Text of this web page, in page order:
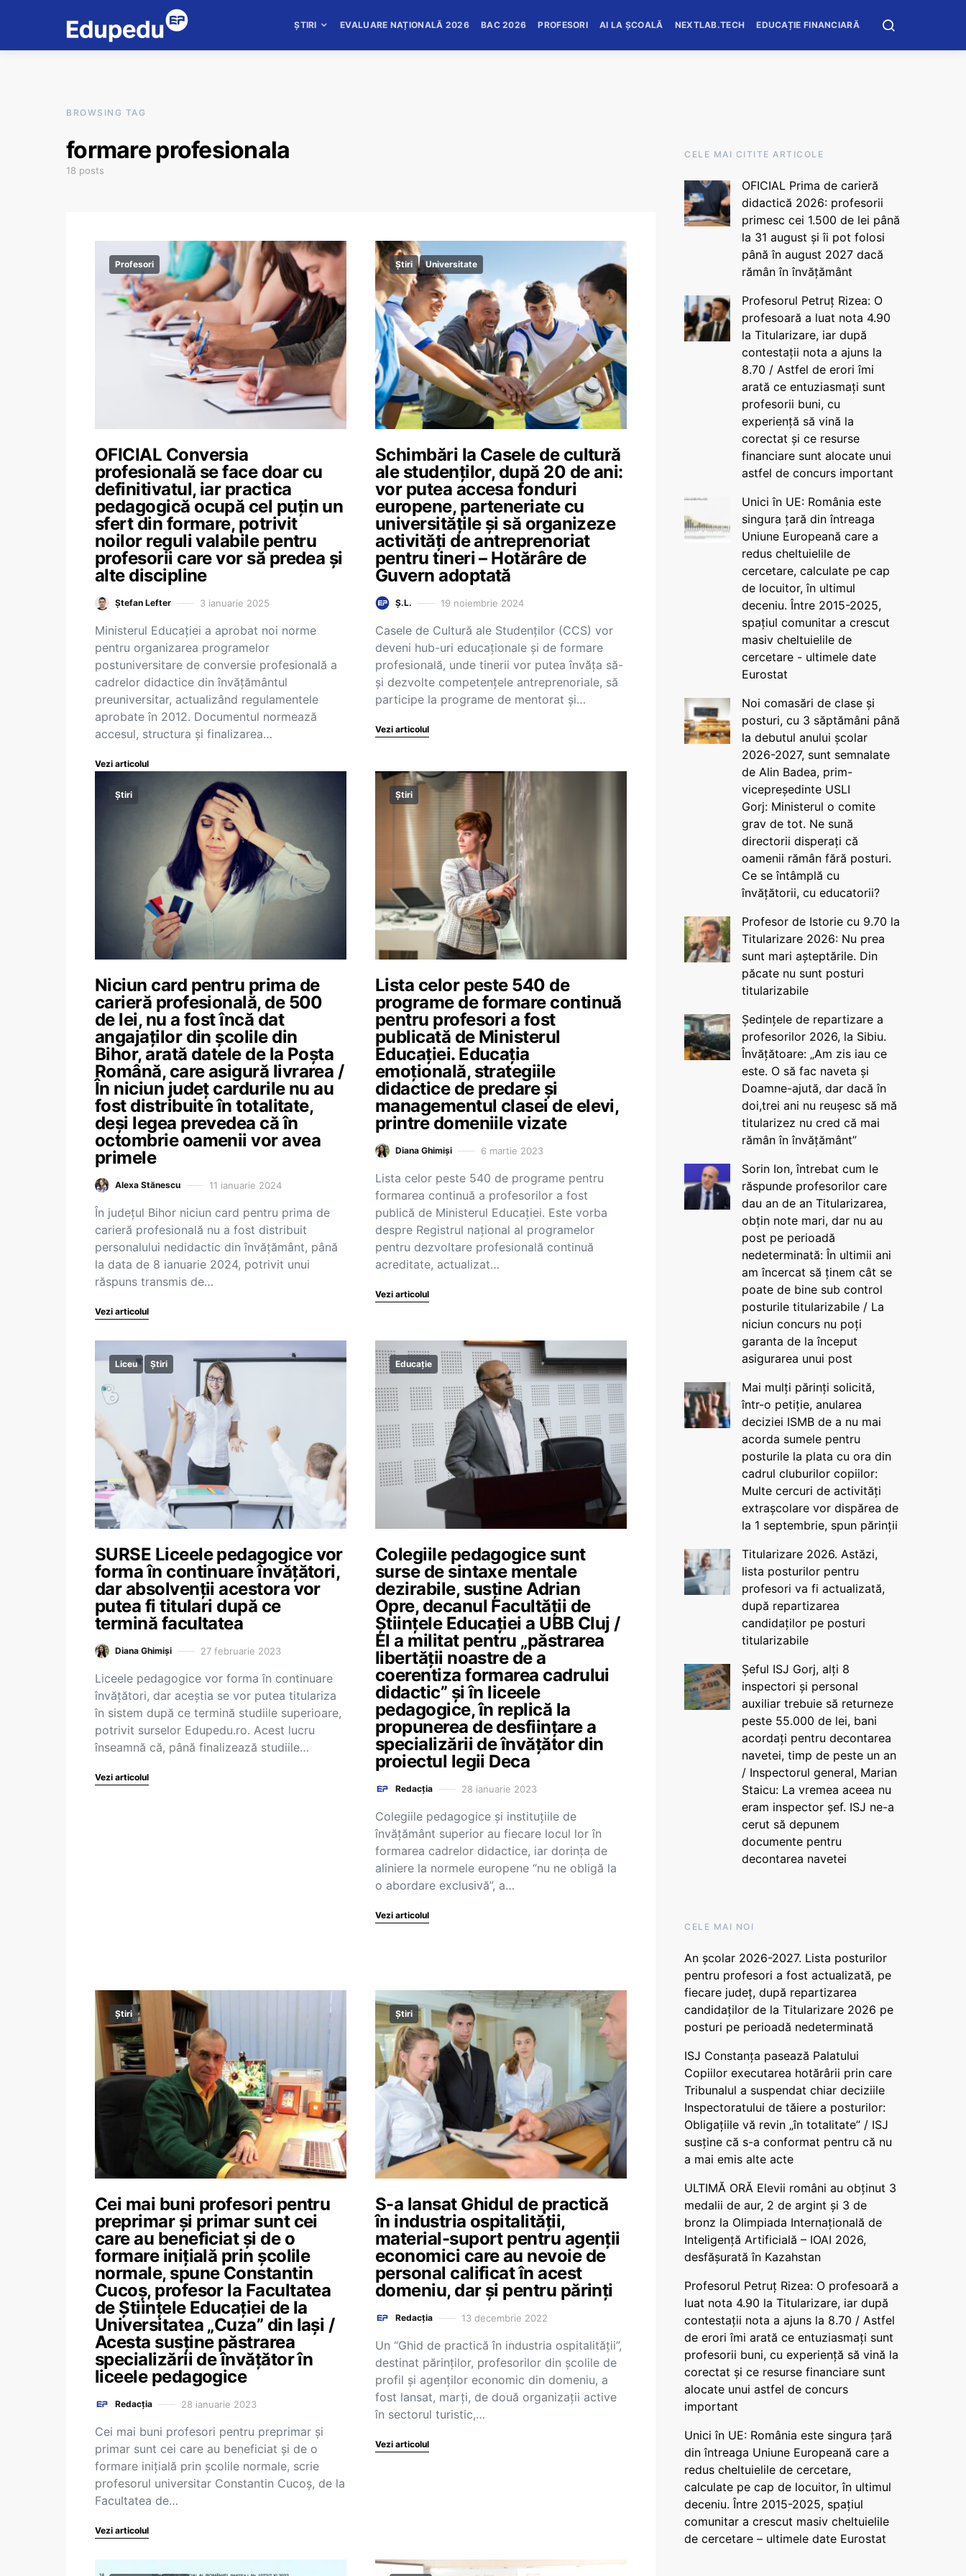
ȘTIRI EVALUARE NAȚIONALĂ 2026 BAC 2026 PROFESORI AI LA ȘCOALĂ NEXTLAB.TECH EDUCAȚIE FINANCIARĂ
BROWSING TAG
formare profesionala
18 posts
Profesori
OFICIAL Conversia
profesională se face doar cu
definitivatul, iar practica
pedagogică ocupă cel puțin un
sfert din formare, potrivit
noilor reguli valabile pentru
profesorii care vor să predea și
alte discipline
Ștefan Lefter 3 ianuarie 2025
Ministerul Educației a aprobat noi norme
pentru organizarea programelor
postuniversitare de conversie profesională a
cadrelor didactice din învățământul
preuniversitar, actualizând regulamentele
aprobate în 2012. Documentul normează
accesul, structura și finalizarea…
Vezi articolul
Știri Universitate
Schimbări la Casele de cultură
ale studenților, după 20 de ani:
vor putea accesa fonduri
europene, parteneriate cu
universitățile și să organizeze
activități de antreprenoriat
pentru tineri – Hotărâre de
Guvern adoptată
Ș.L. 19 noiembrie 2024
Casele de Cultură ale Studenților (CCS) vor
deveni hub-uri educaționale și de formare
profesională, unde tinerii vor putea învăța să-
și dezvolte competențele antreprenoriale, să
participe la programe de mentorat și…
Vezi articolul
Știri
Niciun card pentru prima de
carieră profesională, de 500
de lei, nu a fost încă dat
angajaților din școlile din
Bihor, arată datele de la Poșta
Română, care asigură livrarea /
În niciun județ cardurile nu au
fost distribuite în totalitate,
deși legea prevedea că în
octombrie oamenii vor avea
primele
Alexa Stănescu 11 ianuarie 2024
În județul Bihor niciun card pentru prima de
carieră profesională nu a fost distribuit
personalului nedidactic din învățământ, până
la data de 8 ianuarie 2024, potrivit unui
răspuns transmis de…
Vezi articolul
Știri
Lista celor peste 540 de
programe de formare continuă
pentru profesori a fost
publicată de Ministerul
Educației. Educația
emoțională, strategiile
didactice de predare și
managementul clasei de elevi,
printre domeniile vizate
Diana Ghimiși 6 martie 2023
Lista celor peste 540 de programe pentru
formarea continuă a profesorilor a fost
publică de Ministerul Educației. Este vorba
despre Registrul naţional al programelor
pentru dezvoltare profesională continuă
acreditate, actualizat…
Vezi articolul
Liceu Știri
SURSE Liceele pedagogice vor
forma în continuare învățători,
dar absolvenții acestora vor
putea fi titulari după ce
termină facultatea
Diana Ghimiși 27 februarie 2023
Liceele pedagogice vor forma în continuare
învățători, dar aceștia se vor putea titulariza
în sistem după ce termină studiile superioare,
potrivit surselor Edupedu.ro. Acest lucru
înseamnă că, până finalizează studiile…
Vezi articolul
Educație
Colegiile pedagogice sunt
surse de sintaxe mentale
dezirabile, susține Adrian
Opre, decanul Facultății de
Științele Educației a UBB Cluj /
El a militat pentru „păstrarea
libertății noastre de a
coerentiza formarea cadrului
didactic” și în liceele
pedagogice, în replică la
propunerea de desființare a
specializării de învățător din
proiectul legii Deca
Redacția 28 ianuarie 2023
Colegiile pedagogice și instituțiile de
învățământ superior au fiecare locul lor în
formarea cadrelor didactice, iar dorința de
aliniere la normele europene “nu ne obligă la
o abordare exclusivă”, a…
Vezi articolul
Știri
Cei mai buni profesori pentru
preprimar și primar sunt cei
care au beneficiat și de o
formare inițială prin școlile
normale, spune Constantin
Cucoș, profesor la Facultatea
de Științele Educației de la
Universitatea „Cuza” din Iași /
Acesta susține păstrarea
specializării de învățător în
liceele pedagogice
Redacția 28 ianuarie 2023
Cei mai buni profesori pentru preprimar și
primar sunt cei care au beneficiat și de o
formare inițială prin școlile normale, scrie
profesorul universitar Constantin Cucoș, de la
Facultatea de…
Vezi articolul
Știri
S-a lansat Ghidul de practică
în industria ospitalității,
material-suport pentru agenții
economici care au nevoie de
personal calificat în acest
domeniu, dar și pentru părinți
Redacția 13 decembrie 2022
Un “Ghid de practică în industria ospitalității”,
destinat părinților, profesorilor din școlile de
profil și agenților economic din domeniu, a
fost lansat, marți, de două organizații active
în sectorul turistic,…
Vezi articolul
CELE MAI CITITE ARTICOLE
OFICIAL Prima de carieră
didactică 2026: profesorii
primesc cei 1.500 de lei până
la 31 august și îi pot folosi
până în august 2027 dacă
rămân în învățământ
Profesorul Petruț Rizea: O
profesoară a luat nota 4.90
la Titularizare, iar după
contestații nota a ajuns la
8.70 / Astfel de erori îmi
arată ce entuziasmați sunt
profesorii buni, cu
experiență să vină la
corectat și ce resurse
financiare sunt alocate unui
astfel de concurs important
Unici în UE: România este
singura țară din întreaga
Uniune Europeană care a
redus cheltuielile de
cercetare, calculate pe cap
de locuitor, în ultimul
deceniu. Între 2015-2025,
spațiul comunitar a crescut
masiv cheltuielile de
cercetare - ultimele date
Eurostat
Noi comasări de clase și
posturi, cu 3 săptămâni până
la debutul anului școlar
2026-2027, sunt semnalate
de Alin Badea, prim-
vicepreședinte USLI
Gorj: Ministerul o comite
grav de tot. Ne sună
directorii disperați că
oamenii rămân fără posturi.
Ce se întâmplă cu
învățătorii, cu educatorii?
Profesor de Istorie cu 9.70 la
Titularizare 2026: Nu prea
sunt mari așteptările. Din
păcate nu sunt posturi
titularizabile
Ședințele de repartizare a
profesorilor 2026, la Sibiu.
Învățătoare: „Am zis iau ce
este. O să fac naveta și
Doamne-ajută, dar dacă în
doi,trei ani nu reușesc să mă
titularizez nu cred că mai
rămân în învățământ”
Sorin Ion, întrebat cum le
răspunde profesorilor care
dau an de an Titularizarea,
obțin note mari, dar nu au
post pe perioadă
nedeterminată: În ultimii ani
am încercat să ținem cât se
poate de bine sub control
posturile titularizabile / La
niciun concurs nu poți
garanta de la început
asigurarea unui post
Mai mulți părinți solicită,
într-o petiție, anularea
deciziei ISMB de a nu mai
acorda sumele pentru
posturile la plata cu ora din
cadrul cluburilor copiilor:
Multe cercuri de activități
extrașcolare vor dispărea de
la 1 septembrie, spun părinții
Titularizare 2026. Astăzi,
lista posturilor pentru
profesori va fi actualizată,
după repartizarea
candidaților pe posturi
titularizabile
Șeful ISJ Gorj, alți 8
inspectori și personal
auxiliar trebuie să returneze
peste 55.000 de lei, bani
acordați pentru decontarea
navetei, timp de peste un an
/ Inspectorul general, Marian
Staicu: La vremea aceea nu
eram inspector șef. ISJ ne-a
cerut să depunem
documente pentru
decontarea navetei
CELE MAI NOI
An școlar 2026-2027. Lista posturilor
pentru profesori a fost actualizată, pe
fiecare județ, după repartizarea
candidaților de la Titularizare 2026 pe
posturi pe perioadă nedeterminată
ISJ Constanța pasează Palatului
Copiilor executarea hotărârii prin care
Tribunalul a suspendat chiar deciziile
Inspectoratului de tăiere a posturilor:
Obligațiile vă revin „în totalitate” / ISJ
susține că s-a conformat pentru că nu
a mai emis alte acte
ULTIMĂ ORĂ Elevii români au obținut 3
medalii de aur, 2 de argint și 3 de
bronz la Olimpiada Internațională de
Inteligență Artificială – IOAI 2026,
desfășurată în Kazahstan
Profesorul Petruț Rizea: O profesoară a
luat nota 4.90 la Titularizare, iar după
contestații nota a ajuns la 8.70 / Astfel
de erori îmi arată ce entuziasmați sunt
profesorii buni, cu experiență să vină la
corectat și ce resurse financiare sunt
alocate unui astfel de concurs
important
Unici în UE: România este singura țară
din întreaga Uniune Europeană care a
redus cheltuielile de cercetare,
calculate pe cap de locuitor, în ultimul
deceniu. Între 2015-2025, spațiul
comunitar a crescut masiv cheltuielile
de cercetare – ultimele date Eurostat